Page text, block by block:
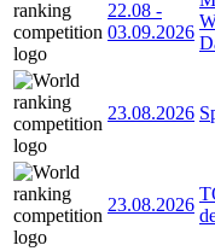
22.08 -
03.09.2026
23.08.2026
23.08.2026